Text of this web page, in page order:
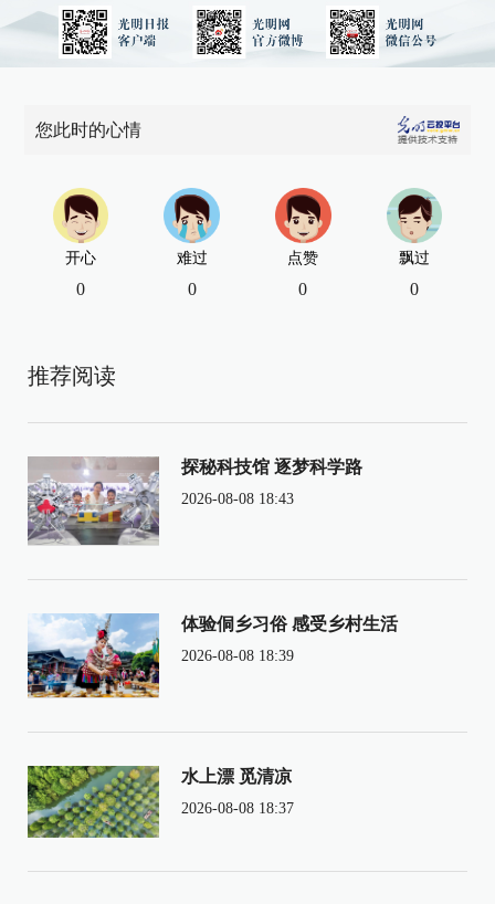
您此时的心情
开心
0
难过
0
点赞
0
飘过
0
推荐阅读
探秘科技馆 逐梦科学路
2026-08-08 18:43
体验侗乡习俗 感受乡村生活
2026-08-08 18:39
水上漂 觅清凉
2026-08-08 18:37